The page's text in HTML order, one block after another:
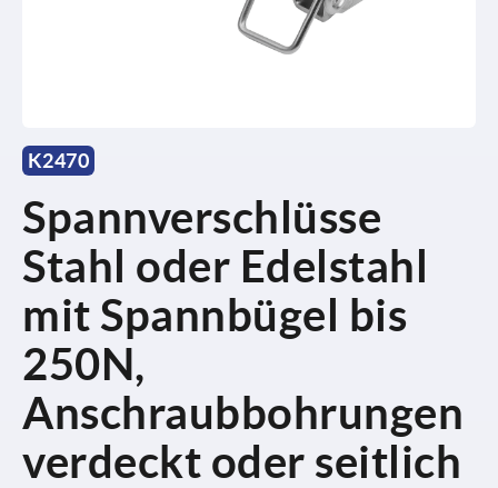
K2470
Spannverschlüsse
Stahl oder Edelstahl
mit Spannbügel bis
250N,
Anschraubbohrungen
verdeckt oder seitlich